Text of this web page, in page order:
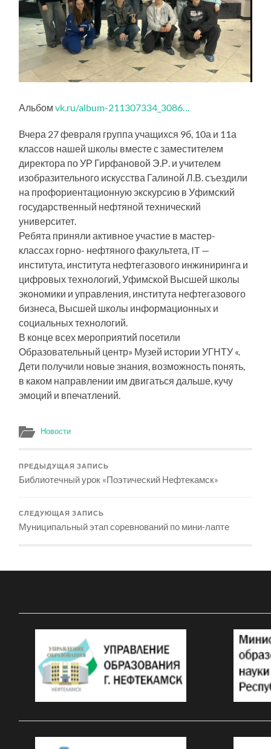
Альбомvk.ru/album-211307334_3086…
Вчера 27 февраля группа учащихся 9б, 10а и 11а
классов нашей школы вместе с заместителем
директора по УР Гирфановой Э.Р. и учителем
изобразительного искусства Галиной Л.В. съездили
на профориентационную экскурсию в Уфимский
государственный нефтяной технический
университет.
Ребята приняли активное участие в мастер-
классах горно- нефтяного факультета, IT —
института, института нефтегазового инжиниринга и
цифровых технологий, Уфимской Высшей школы
экономики и управления, института нефтегазового
бизнеса, Высшей школы информационных и
социальных технологий.
В конце всех мероприятий посетили
Образовательный центр» Музей истории УГНТУ «.
Дети получили новые знания, возможность понять,
в каком направлении им двигаться дальше, кучу
эмоций и впечатлений.
Новости
ПРЕДЫДУЩАЯ ЗАПИСЬ
Библиотечный урок «Поэтический Нефтекамск»
СЛЕДУЮЩАЯ ЗАПИСЬ
Муниципальный этап соревнований по мини-лапте